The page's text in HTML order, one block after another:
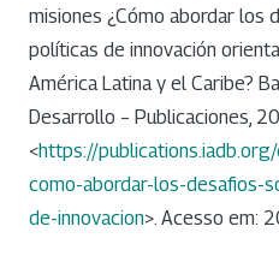
misiones ¿Cómo abordar los
políticas de innovación
América Latina y el Caribe?
Desarrollo – Publicaciones,
<https://
como-abordar-los-desafios-
de-innovacion>. Acesso em: